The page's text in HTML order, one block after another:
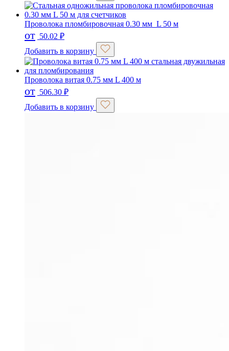
Проволока пломбировочная 0.30 мм L 50 м
от 50.02 ₽
Добавить в корзину
Проволока витая 0.75 мм L 400 м
от 506.30 ₽
Добавить в корзину